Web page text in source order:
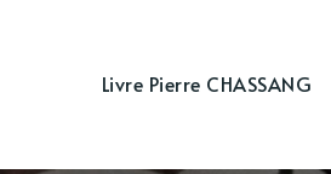
Livre Pierre CHASSANG